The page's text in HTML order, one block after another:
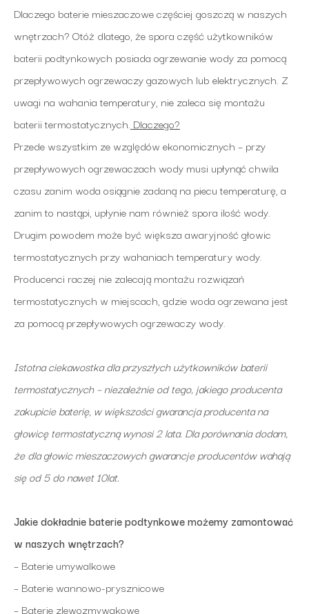
Dlaczego baterie mieszaczowe częściej goszczą w naszych
wnętrzach? Otóż dlatego, że spora część użytkowników
baterii podtynkowych posiada ogrzewanie wody za pomocą
przepływowych ogrzewaczy gazowych lub elektrycznych. Z
uwagi na wahania temperatury, nie zaleca się montażu
baterii termostatycznych. Dlaczego?
Przede wszystkim ze względów ekonomicznych – przy
przepływowych ogrzewaczach wody musi upłynąć chwila
czasu zanim woda osiągnie zadaną na piecu temperaturę, a
zanim to nastąpi, upłynie nam również spora ilość wody.
Drugim powodem może być większa awaryjność głowic
termostatycznych przy wahaniach temperatury wody.
Producenci raczej nie zalecają montażu rozwiązań
termostatycznych w miejscach, gdzie woda ogrzewana jest
za pomocą przepływowych ogrzewaczy wody.
Istotna ciekawostka dla przyszłych użytkowników baterii
termostatycznych – niezależnie od tego, jakiego producenta
zakupicie baterię, w większości gwarancja producenta na
głowicę termostatyczną wynosi 2 lata. Dla porównania dodam,
że dla głowic mieszaczowych gwarancje producentów wahają
się od 5 do nawet 10lat.
Jakie dokładnie baterie podtynkowe możemy zamontować
w naszych wnętrzach?
– Baterie umywalkowe
– Baterie wannowo-prysznicowe
– Baterie zlewozmywakowe